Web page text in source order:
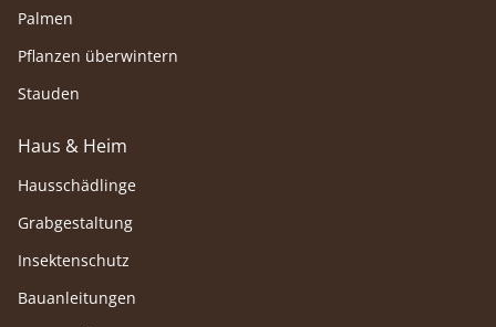
Palmen
Pflanzen überwintern
Stauden
Haus & Heim
Hausschädlinge
Grabgestaltung
Insektenschutz
Bauanleitungen